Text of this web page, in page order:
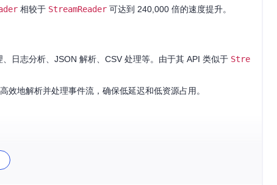
相较于 StreamReader 可达到 240,000 倍的速度提升。
日志分析、JSON 解析、CSV 处理等。由于其 API 类似于 Stre
效地解析并处理事件流，确保低延迟和低资源占用。